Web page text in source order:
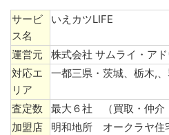
サービ
ス名
いえカツLIFE
運営元
株式会社 サムライ・ア
対応エ
リア
一都三県・茨城、栃木,
査定数
最大６社 （買取・仲介
加盟店
明和地所 オークラヤ